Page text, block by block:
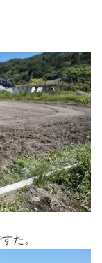
た。